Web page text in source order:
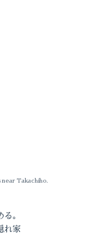
。
れ家
near Takachiho.